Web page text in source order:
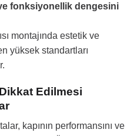
fonksiyonellik dengesini
montajında estetik ve
yüksek standartları
Edilmesi
kapının performansını ve